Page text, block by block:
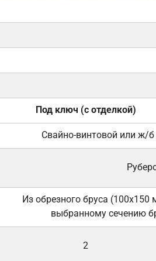
Под ключ (с отделкой)
Свайно-винтовой или ж/
Из обрезного бруса
выбранному сечению
2